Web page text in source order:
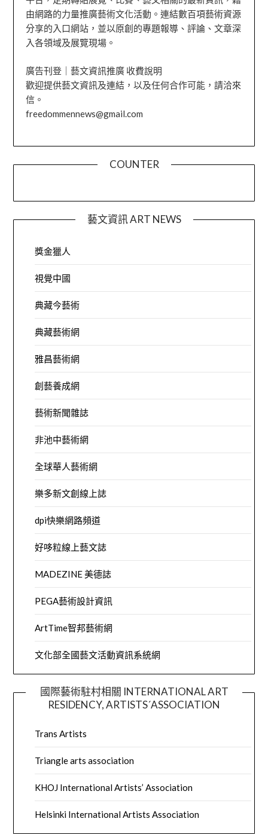
由網路的力量推廣藝術文化活動。連結數百項藝術資源
分享的入口網站，並以原創的專題報導、評論、文章深
入各領域及展覽現場。
廣告刊登｜藝文資訊推廣 收費說明
歡迎提供藝文資訊及連結，以及任何合作可能，請洽來
信。
freedommennews@gmail.com
COUNTER
藝文資訊 ART NEWS
獎金獵人
視覺中國
典藏今藝術
典藏藝術網
雅昌藝術網
創藝養成網
藝術新聞雜誌
非池中藝術網
全球華人藝術網
樂多新文創線上誌
dpi快樂網路頻道
好哆粒線上藝文誌
MADEZINE 美德誌
PEGA藝術設計資訊
ArtTime智邦藝術網
文化部全國藝文活動資訊系統網
國際藝術駐村相關 INTERNATIONAL ART
RESIDENCY, ARTISTS´ASSOCIATION
Trans Artists
Triangle arts association
KHOJ International Artists’ Association
Helsinki International Artists Association